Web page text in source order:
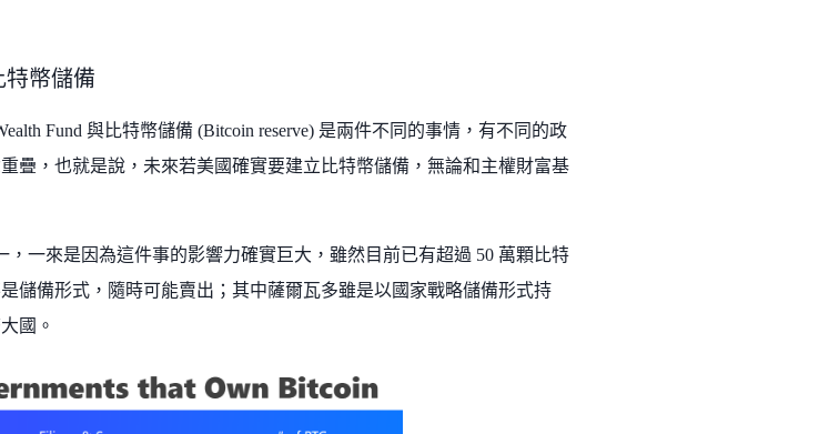
特幣儲備
Fund 與比特幣儲備 (Bitcoin reserve) 是兩件不同的事情，有不同的政
疊，也就是說，未來若美國確實要建立比特幣儲備，無論和主權財富基
，一來是因為這件事的影響力確實巨大，雖然目前已有超過 50 萬顆比特
儲備形式，隨時可能賣出；其中薩爾瓦多雖是以國家戰略儲備形式持
國。